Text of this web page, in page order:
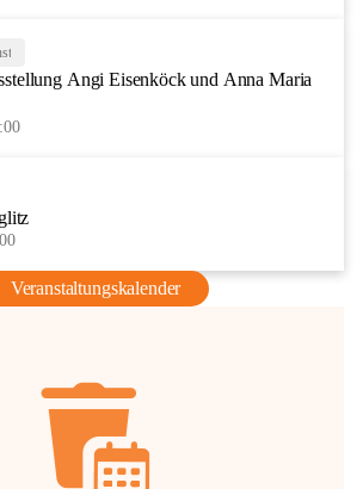
AUG
Angi Eisenköck und Anna Maria
Veranstaltungskalender